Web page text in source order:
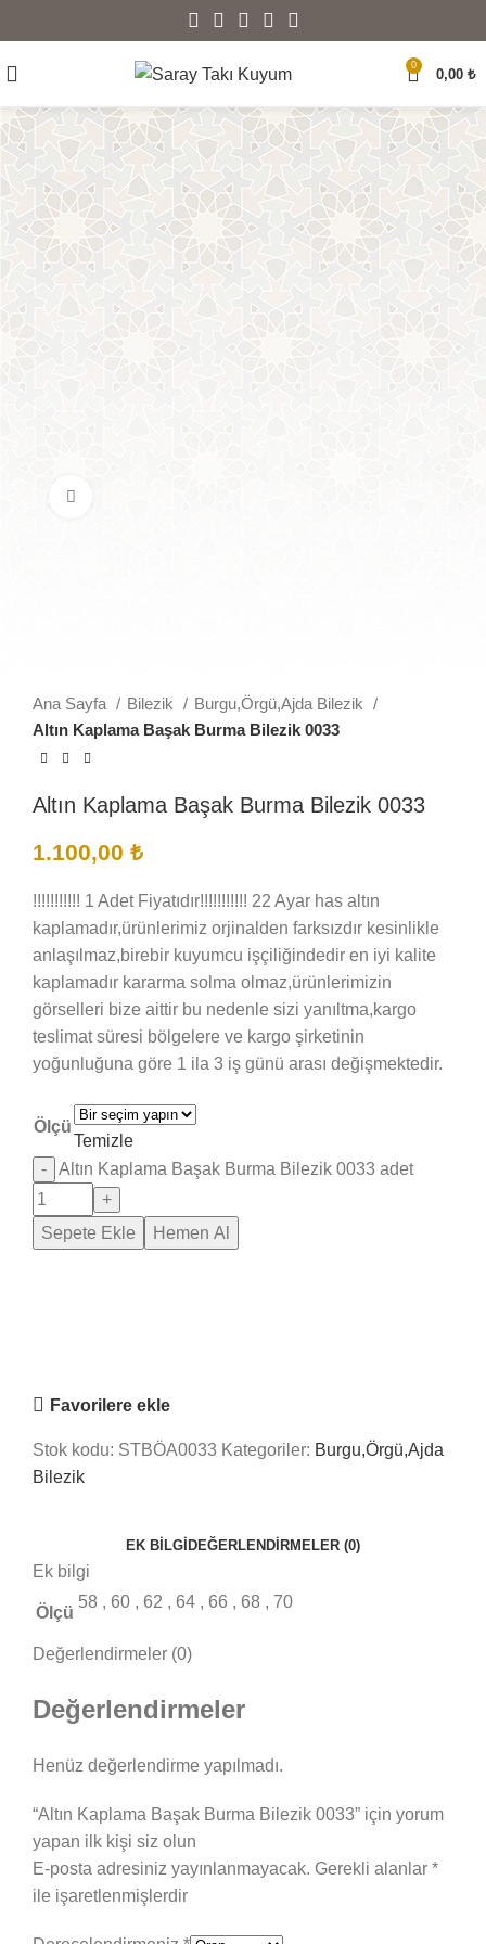
0
0,00 ₺
Ana Sayfa Bilezik
Burgu,Örgü,Ajda Bilezik
Altın Kaplama Başak Burma Bilezik 0033
Altın Kaplama Başak Burma Bilezik 0033
1.100,00 ₺
!!!!!!!!!!! 1 Adet Fiyatıdır!!!!!!!!!!! 22 Ayar has altın
kaplamadır,ürünlerimiz orjinalden farksızdır kesinlikle
anlaşılmaz,birebir kuyumcu işçiliğindedir en iyi kalite
kaplamadır kararma solma olmaz,ürünlerimizin
görselleri bize aittir bu nedenle sizi yanıltma,kargo
teslimat süresi bölgelere ve kargo şirketinin
yoğunluğuna göre 1 ila 3 iş günü arası değişmektedir.
Ölçü
Temizle
Altın Kaplama Başak Burma Bilezik 0033 adet
Sepete Ekle Hemen Al
Favorilere ekle
Stok kodu: STBÖA0033 Kategoriler: Burgu,Örgü,Ajda
Bilezik
EK BILGI DEĞERLENDIRMELER (0)
Ek bilgi
Ölçü
58 , 60 , 62 , 64 , 66 , 68 , 70
Değerlendirmeler (0)
Değerlendirmeler
Henüz değerlendirme yapılmadı.
“Altın Kaplama Başak Burma Bilezik 0033” için yorum
yapan ilk kişi siz olun
E-posta adresiniz yayınlanmayacak. Gerekli alanlar *
ile işaretlenmişlerdir